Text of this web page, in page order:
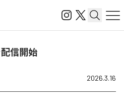
配信開始
2026.3.16